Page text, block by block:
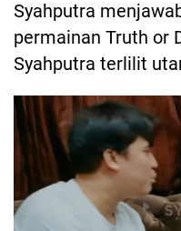
Syahputra
permainan Truth or
Syahputra terlilit